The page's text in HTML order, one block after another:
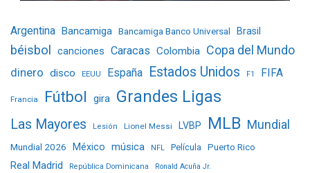
Argentina Bancamiga Bancamiga Banco Universal Brasil
béisbol canciones Caracas Colombia Copa del Mundo
dinero disco EEUU España Estados Unidos F1 FIFA
Francia Fútbol gira Grandes Ligas
Las Mayores Lesión Lionel Messi LVBP MLB Mundial
Mundial 2026 México música NFL Película Puerto Rico
Real Madrid República Dominicana Ronald Acuña Jr.